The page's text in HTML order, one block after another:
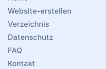
Website-erstellen
Verzeichnis
Datenschutz
FAQ
Kontakt